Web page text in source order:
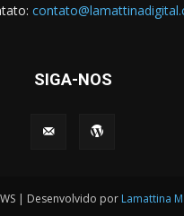
SIGA-NOS
| Desenvolvido por Lamattina